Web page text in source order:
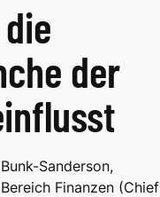
der
Sanderson,
Finanzen (Chief